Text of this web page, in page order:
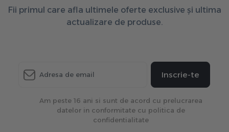
Fii primul care afla ultimele oferte exclusive și ultima
actualizare de produse.
Inscrie-te
Am peste 16 ani si sunt de acord cu prelucrarea
datelor in conformitate cu politica de
confidentialitate